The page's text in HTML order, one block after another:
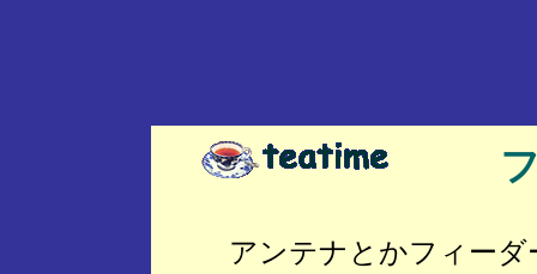
フ
アンテナとかフィーダ